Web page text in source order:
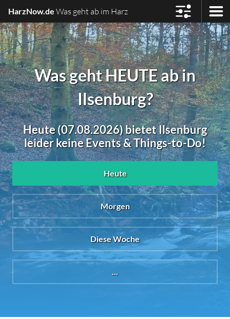
HarzNow.de Was geht ab im Harz
Was geht HEUTE ab in
Ilsenburg?
Heute (07.08.2026) bietet Ilsenburg
leider keine Events & Things-to-Do!
Heute
Morgen
Diese Woche